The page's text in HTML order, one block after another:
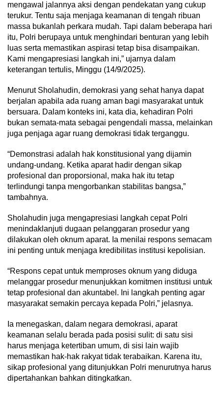
mengawal jalannya aksi dengan pendekatan yang cukup
terukur. Tentu saja menjaga keamanan di tengah ribuan
massa bukanlah perkara mudah. Tapi dalam beberapa hari
itu, Polri berupaya untuk menghindari benturan yang lebih
luas serta memastikan aspirasi tetap bisa disampaikan.
Kami mengapresiasi langkah ini,” ujarnya dalam
keterangan tertulis, Minggu (14/9/2025).
Menurut Sholahudin, demokrasi yang sehat hanya dapat
berjalan apabila ada ruang aman bagi masyarakat untuk
bersuara. Dalam konteks ini, kata dia, kehadiran Polri
bukan semata-mata sebagai pengendali massa, melainkan
juga penjaga agar ruang demokrasi tidak terganggu.
“Demonstrasi adalah hak konstitusional yang dijamin
undang-undang. Ketika aparat hadir dengan sikap
profesional dan proporsional, maka hak itu tetap
terlindungi tanpa mengorbankan stabilitas bangsa,”
tambahnya.
Sholahudin juga mengapresiasi langkah cepat Polri
menindaklanjuti dugaan pelanggaran prosedur yang
dilakukan oleh oknum aparat. Ia menilai respons semacam
ini penting untuk menjaga kredibilitas institusi kepolisian.
“Respons cepat untuk memproses oknum yang diduga
melanggar prosedur menunjukkan komitmen institusi untuk
tetap profesional dan akuntabel. Ini langkah penting agar
masyarakat semakin percaya kepada Polri,” jelasnya.
Ia menegaskan, dalam negara demokrasi, aparat
keamanan selalu berada pada posisi sulit: di satu sisi
harus menjaga ketertiban umum, di sisi lain wajib
memastikan hak-hak rakyat tidak terabaikan. Karena itu,
sikap profesional yang ditunjukkan Polri menurutnya harus
dipertahankan bahkan ditingkatkan.